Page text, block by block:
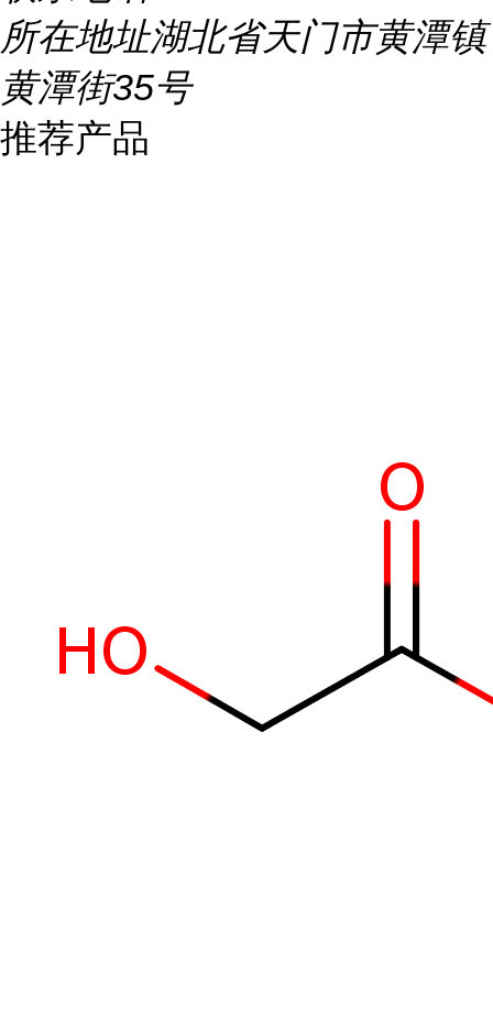
所在地址湖北省天门市黄潭镇
黄潭街35号
推荐产品